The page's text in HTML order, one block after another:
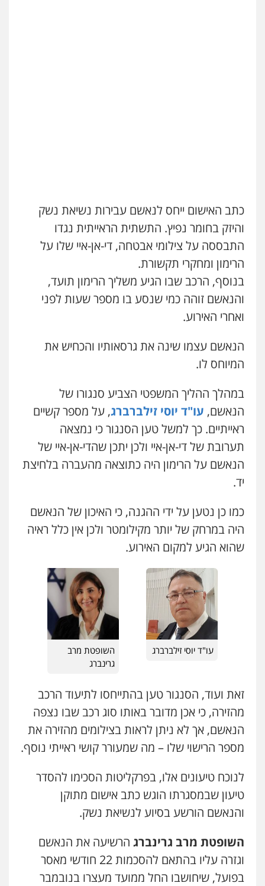
עו"ד אלון קריטי
פלילי כלכלי אלימות סמים מעצרים
0525544654
עו"ד זוהר ארבל
פלילי פשיעה חמורה מעצרים וחקירות
קטינים
0538788878
כתב האישום ייחס לנאשם עבירות נשיאת נשק
והיזק בחומר נפיץ. התשתית הראייתית נגדו
התבססה על צילומי אבטחה, די-אן-איי שלו על
הרימון ומחקרי תקשורת.
בנוסף, הרכב שבו הגיע משליך הרימון תועד,
והנאשם זוהה כמי שנסע בו מספר שעות לפני
ואחרי האירוע.
הנאשם עצמו שינה את גרסאותיו והכחיש את
המיוחס לו.
במהלך ההליך המשפטי הצביע סנגורו של
הנאשם, עו"ד יוסי זילברברג, על מספר קשיים
ראייתיים. כך למשל טען הסנגור כי נמצאה
תערובת של די-אן-איי ולכן יתכן שהדי-אן-איי של
הנאשם על הרימון היה כתוצאה מהעברה בלחיצת
יד.
כמו כן נטען על ידי ההגנה, כי האיכון של הנאשם
היה במרחק של יותר מקילומטר ולכן אין כלל ראיה
שהוא הגיע למקום האירוע.
עו"ד יוסי זילברברג
השופטת מרב
גרינברג
זאת ועוד, הסנגור טען בהתייחסו לתיעוד הרכב
מהזירה, כי אכן מדובר באותו סוג רכב שבו נצפה
הנאשם, אך לא ניתן לראות בצילומים מהזירה את
מספר הרישוי שלו – מה שמעורר קושי ראייתי נוסף.
לנוכח טיעונים אלו, בפרקליטות הסכימו להסדר
טיעון שבמסגרתו הוגש כתב אישום מתוקן
והנאשם הורשע בסיוע לנשיאת נשק.
השופטת מרב גרינברג הרשיעה את הנאשם
וגזרה עליו בהתאם להסכמות 22 חודשי מאסר
בפועל, שיחושבו החל ממועד מעצרו בנובמבר
שני אלגרבלי – משרד עורכי דין
0544712201
עו"ד רונן בנדל
משפט פלילי פשיעה חמורה פלילי
0524282442
כבריאן, מזר – משרד עורכי דין
פלילי מעצרים וחקירות
0543986802
מנשה, אלמוג – עורכי דין
פלילי עבירות תנועה צווארון לבן תעבורה
עורכי דין לענייני אסירים מעצרים וחקירות
0546470989
עו"ד אבי כהן
פלילי פשיעה חמורה קטינים אלימות
ויקי שמואל – משרד עו"ד
פלילי
0528959600
קורל קרוז – עורך דין פלילי
משפט פלילי
0545437431
עו"ד עלי סעדי
פשיעה חמורה
ומעצרים
0508824984